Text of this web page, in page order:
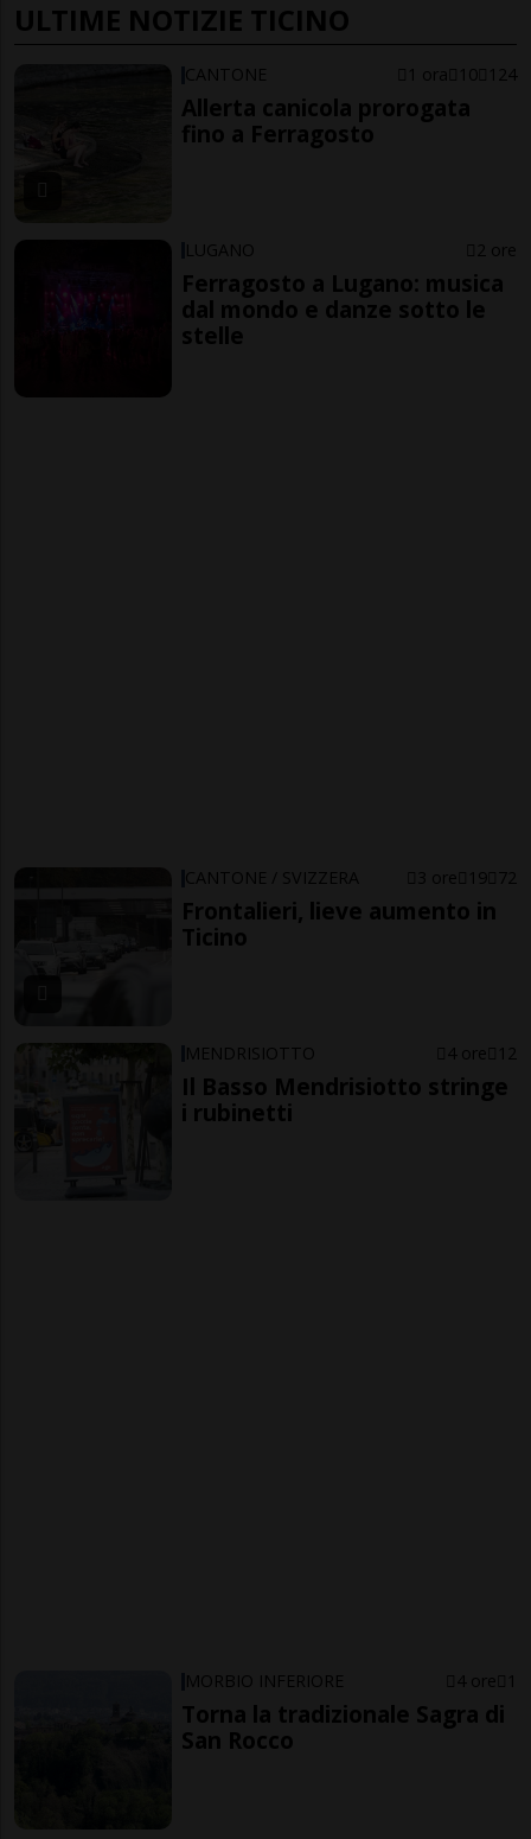
ULTIME NOTIZIE TICINO
CANTONE 1 ora 10 124
Allerta canicola prorogata
fino a Ferragosto
LUGANO 2 ore
Ferragosto a Lugano: musica
dal mondo e danze sotto le
stelle
CANTONE / SVIZZERA 3 ore 19 72
Frontalieri, lieve aumento in
Ticino
MENDRISIOTTO 4 ore 12
Il Basso Mendrisiotto stringe
i rubinetti
MORBIO INFERIORE 4 ore 1
Torna la tradizionale Sagra di
San Rocco